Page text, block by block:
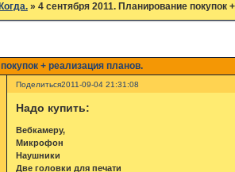
» 4 сентября 2011. Планирование покупок
+ реализация планов.
Поделиться2011-09-04 21:31:08
Надо купить:
Вебкамеру,
Микрофон
Наушники
Две головки для печати